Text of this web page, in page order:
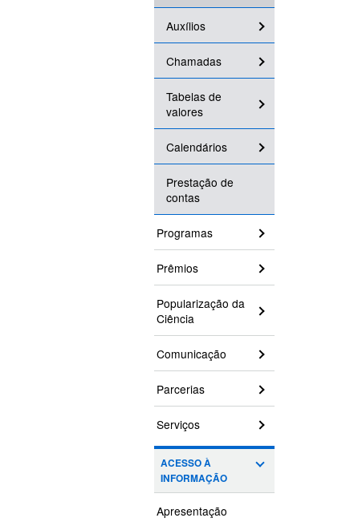
Auxílios
Chamadas
Tabelas de
valores
Calendários
Prestação de
contas
Programas
Prêmios
Popularização da
Ciência
Comunicação
Parcerias
Serviços
ACESSO À
INFORMAÇÃO
Apresentação